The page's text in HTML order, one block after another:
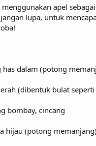
apel
lupa, untuk
dalam (potong
(dibentuk bulat
bombay, cincang
hijau (potong memanjang)